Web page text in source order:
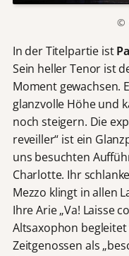
©
In der Titelpartie ist
Sein heller Tenor ist
Moment gewachsen.
glanzvolle Höhe und
noch steigern. Die
reveiller“ ist ein
uns besuchten
Charlotte. Ihr
Mezzo klingt in allen
Ihre Arie „Va! Laisse
Altsaxophon
Zeitgenossen als